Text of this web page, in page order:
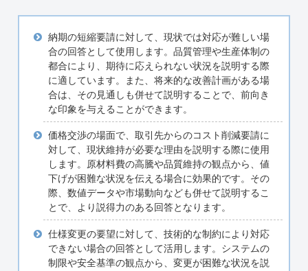
納期の短縮要請に対して、現状では対応が難しい場
合の回答として使用します。品質管理や生産体制の
都合により、期待に応えられない状況を説明する際
に適しています。また、将来的な改善計画がある場
合は、その見通しも併せて説明することで、前向き
な印象を与えることができます。
価格交渉の場面で、取引先からのコスト削減要請に
対して、現状維持が必要な理由を説明する際に使用
します。原材料費の高騰や品質維持の観点から、値
下げが困難な状況を伝える場合に効果的です。その
際、数値データや市場動向なども併せて説明するこ
とで、より説得力のある回答となります。
仕様変更の要望に対して、技術的な制約により対応
できない場合の回答として活用します。システムの
制限や安全基準の観点から、変更が困難な状況を説